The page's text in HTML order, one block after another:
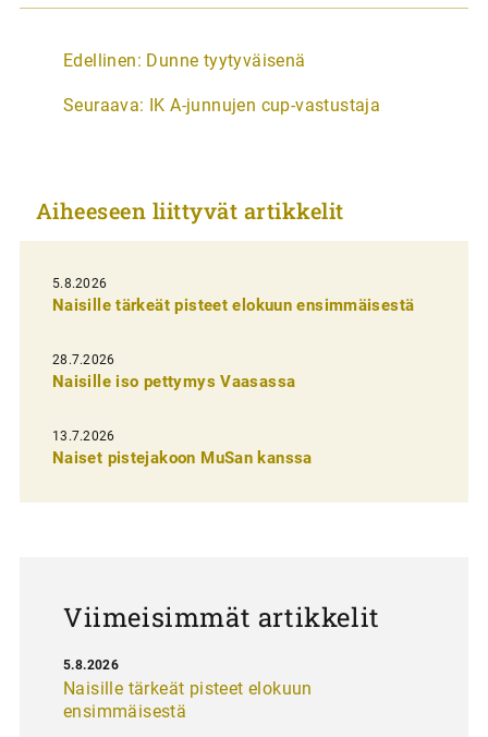
A
t
k
e
l
i
e
n
e
Edellinen: Dunne tyytyväisenä
Seuraava: IK A-junnujen cup-vastustaja
Aiheeseen liittyvät artikkelit
5.8.2026
Naisille tärkeät pisteet elokuun ensimmäisestä
28.7.2026
Naisille iso pettymys Vaasassa
13.7.2026
Naiset pistejakoon MuSan kanssa
Viimeisimmät artikkelit
Naisille tärkeät pisteet elokuun
ensimmäisestä
5.8.2026